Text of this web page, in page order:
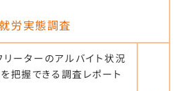
労実態調査
ーターのアルバイト状況
把握できる調査レポート